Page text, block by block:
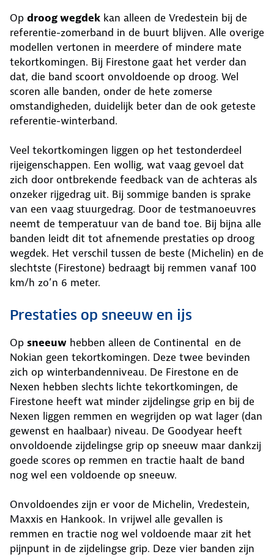
Op droog wegdek kan alleen de Vredestein bij de
referentie-zomerband in de buurt blijven. Alle overige
modellen vertonen in meerdere of mindere mate
tekortkomingen. Bij Firestone gaat het verder dan
dat, die band scoort onvoldoende op droog. Wel
scoren alle banden, onder de hete zomerse
omstandigheden, duidelijk beter dan de ook geteste
referentie-winterband.
Veel tekortkomingen liggen op het testonderdeel
rijeigenschappen. Een wollig, wat vaag gevoel dat
zich door ontbrekende feedback van de achteras als
onzeker rijgedrag uit. Bij sommige banden is sprake
van een vaag stuurgedrag. Door de testmanoeuvres
neemt de temperatuur van de band toe. Bij bijna alle
banden leidt dit tot afnemende prestaties op droog
wegdek. Het verschil tussen de beste (Michelin) en de
slechtste (Firestone) bedraagt bij remmen vanaf 100
km/h zo’n 6 meter.
Prestaties op sneeuw en ijs
Op sneeuw hebben alleen de Continental en de
Nokian geen tekortkomingen. Deze twee bevinden
zich op winterbandenniveau. De Firestone en de
Nexen hebben slechts lichte tekortkomingen, de
Firestone heeft wat minder zijdelingse grip en bij de
Nexen liggen remmen en wegrijden op wat lager (dan
gewenst en haalbaar) niveau. De Goodyear heeft
onvoldoende zijdelingse grip op sneeuw maar dankzij
goede scores op remmen en tractie haalt de band
nog wel een voldoende op sneeuw.
Onvoldoendes zijn er voor de Michelin, Vredestein,
Maxxis en Hankook. In vrijwel alle gevallen is
remmen en tractie nog wel voldoende maar zit het
pijnpunt in de zijdelingse grip. Deze vier banden zijn